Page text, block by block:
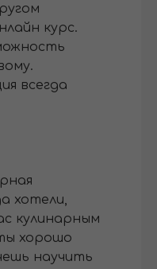
курс.
всегда
хотели,
кулинарным
хорошо
научить